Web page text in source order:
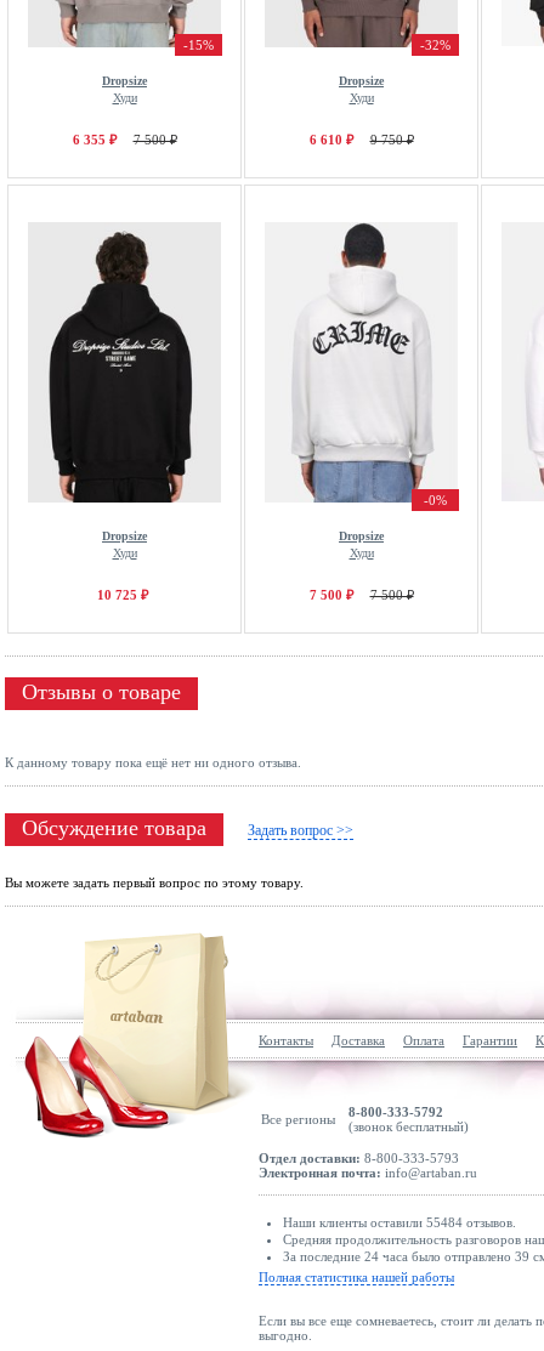
-15%
Dropsize
Худи
6 355 ₽ 7 500 ₽
-32%
Dropsize
Худи
6 610 ₽ 9 750 ₽
Dropsize
Худи
10 725 ₽
-0%
Dropsize
Худи
7 500 ₽ 7 500 ₽
Отзывы о товаре
К данному товару пока ещё нет ни одного отзыва.
Обсуждение товара Задать вопрос >>
Вы можете задать первый вопрос по этому товару.
Контакты Доставка Оплата Гарантии
Все регионы
8-800-333-5792
(звонок бесплатный)
Отдел доставки: 8-800-333-5793
Электронная почта: info@artaban.ru
Наши клиенты оставили 55484 отзывов.
Средняя продолжительность разговоров
За последние 24 часа было отправлено 39
Полная статистика нашей работы
Если вы все еще сомневаетесь, стоит ли делать
выгодно.